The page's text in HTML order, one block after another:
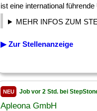
ist eine international
MEHR INFOS ZUM
▶ Zur Stellenanzeige
NEU Job vor 2 Std. bei
Apleona GmbH